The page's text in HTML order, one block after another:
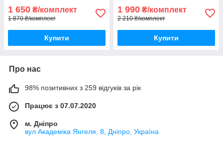
1 650 ₴/комплект
1 870 ₴/комплект
Купити
1 990 ₴/комплект
2 210 ₴/комплект
Купити
Про нас
98% позитивних з 259 відгуків за рік
Працює з 07.07.2020
м. Дніпро
вул Академіка Янгеля, 8, Дніпро, Україна